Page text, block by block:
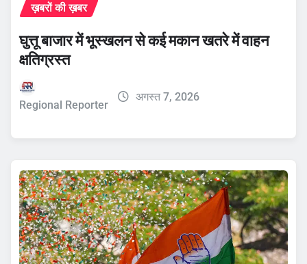
ख़बरों की ख़बर
घुत्तू बाजार में भूस्खलन से कई मकान खतरे में वाहन
क्षतिग्रस्त
Regional Reporter
अगस्त 7, 2026